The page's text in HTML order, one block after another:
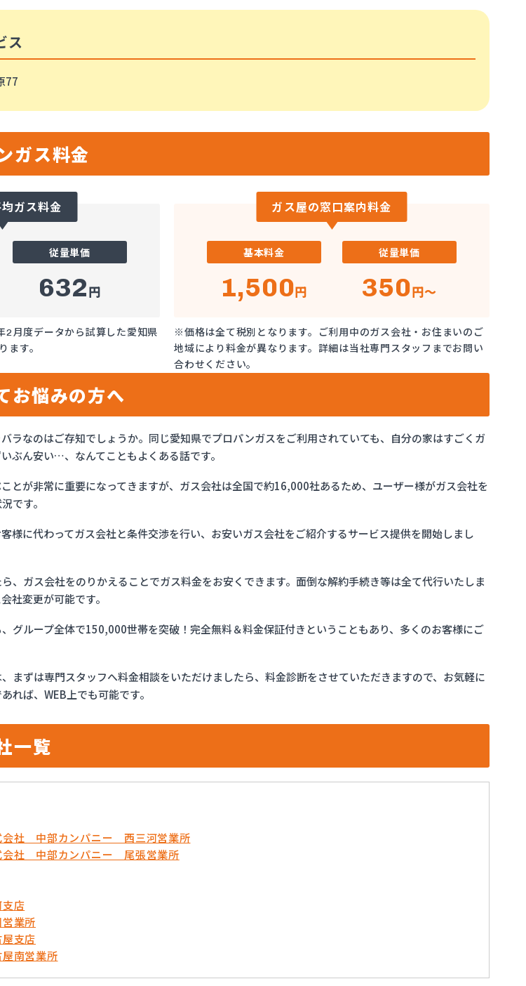
ス
77
ガス料金
ガス料金
従量単価
632円
月度データから試算した愛知県
ます。
ガス屋の窓口案内料金
基本料金
1,500円
従量単価
350円～
※価格は全て税別となります。ご利用中のガス会社・お住まいのご
地域により料金が異なります。詳細は当社専門スタッフまでお問い
合わせください。
お悩みの方へ
ラなのはご存知でしょうか。同じ愛知県でプロパンガスをご利用されていても、自分の家はすごくガ
ぶん安い…、なんてこともよくある話です。
とが非常に重要になってきますが、ガス会社は全国で約16,000社あるため、ユーザー様がガス会社を
です。
様に代わってガス会社と条件交渉を行い、お安いガス会社をご紹介するサービス提供を開始しまし
、ガス会社をのりかえることでガス料金をお安くできます。面倒な解約手続き等は全て代行いたしま
社変更が可能です。
グループ全体で150,000世帯を突破！完全無料＆料金保証付きということもあり、多くのお客様にご
まずは専門スタッフへ料金相談をいただけましたら、料金診断をさせていただきますので、お気軽に
れば、WEB上でも可能です。
一覧
会社 中部カンパニー 西三河営業所
会社 中部カンパニー 尾張営業所
店
業所
支店
南営業所